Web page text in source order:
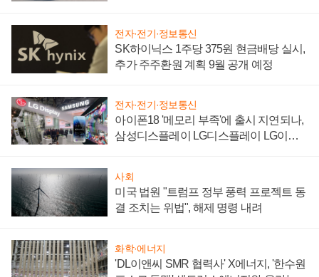
전자·전기·정보통신
SK하이닉스 1주당 375원 현금배당 실시,
추가 주주환원 계획 9월 공개 예정
전자·전기·정보통신
아이폰18 '메모리 부족'에 출시 지연되나,
삼성디스플레이 LG디스플레이 LG이노
사회
미국 법원 "트럼프 정부 풍력 프로젝트 동
결 조치는 위법", 해제 명령 내려
화학·에너지
'DL이앤씨 SMR 협력사' X에너지, '한수원